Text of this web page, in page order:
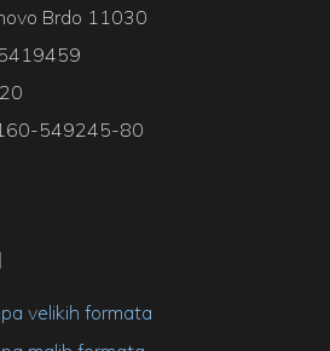
Brdo 11030
549245-80
velikih formata